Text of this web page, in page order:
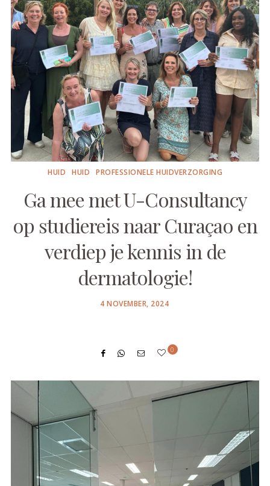
HUID HUID PROFESSIONELE HUIDVERZORGING
Ga mee met U-Consultancy
op studiereis naar Curaçao en
verdiep je kennis in de
dermatologie!
POSTED
4 NOVEMBER, 2024
0